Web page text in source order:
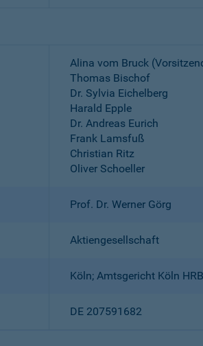
Alina vom Bruck
Thomas Bischof
Dr. Sylvia Eichelberg
Harald Epple
Dr. Andreas Eurich
Frank Lamsfuß
Christian Ritz
Oliver Schoeller
Prof. Dr. Werner Görg
Aktiengesellschaft
Köln; Amtsgericht Köln
DE 207591682